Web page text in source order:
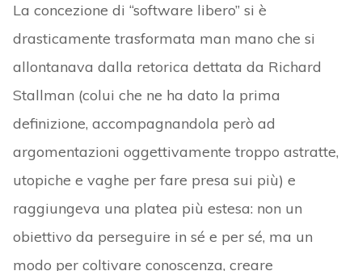
La concezione di “software libero” si è
drasticamente trasformata man mano che si
allontanava dalla retorica dettata da Richard
Stallman (colui che ne ha dato la prima
definizione, accompagnandola però ad
argomentazioni oggettivamente troppo astratte,
utopiche e vaghe per fare presa sui più) e
raggiungeva una platea più estesa: non un
obiettivo da perseguire in sé e per sé, ma un
modo per coltivare conoscenza, creare